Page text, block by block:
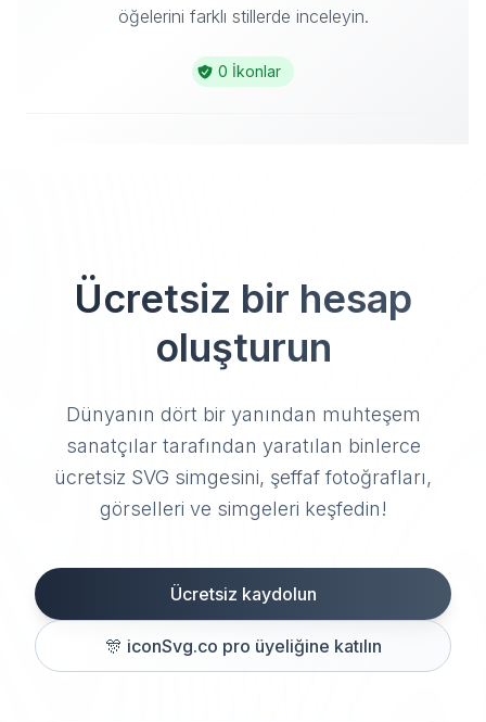
öğelerini farklı stillerde inceleyin.
0 İkonlar
Ücretsiz bir hesap
oluşturun
Dünyanın dört bir yanından muhteşem
sanatçılar tarafından yaratılan binlerce
ücretsiz SVG simgesini, şeffaf fotoğrafları,
görselleri ve simgeleri keşfedin!
Ücretsiz kaydolun
🎊 iconSvg.co pro üyeliğine katılın